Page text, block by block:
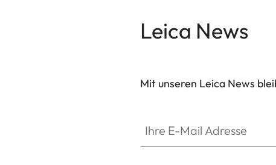
Leica News
Mit unseren Leica News